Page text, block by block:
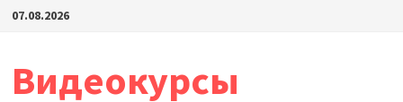
Перейти
07.08.2026
Видеокурсы